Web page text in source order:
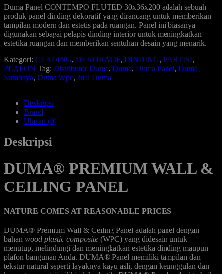
Duma Panel CONTEMPO FLUTED 30x36x200 adalah sebuah
produk panel dinding dekoratif yang dirancang untuk memberikan
tampilan modern dan estetis pada ruangan. Panel ini biasanya
digunakan sebagai pelapis dinding interior untuk meningkatkan
estetika ruangan dan memberikan sentuhan desain yang menarik.
Kategori: CLADING, DEKORATIF, DINDING, PARTISI,
PLAFON Tag: Distributor Duma, Duma, Duma Panel, Duma
Surabaya, Duma Wpc, Jual Duma
Deskripsi
Brand
Ulasan (0)
Deskripsi
DUMA® PREMIUM WALL &
CEILING PANEL
NATURE COMES AT REASONABLE PRICES
DUMA® Premium Wall & Ceiling Panel adalah panel dengan
bahan wood plastic composite (WPC) yang didesain untuk
menutup, melindungi dan meningkatkan estetika dinding maupun
plafon bangunan Anda. DUMA® Panel memiliki tampilan dan
tekstur natural seperti layaknya kayu asli, dengan keunggulan dan